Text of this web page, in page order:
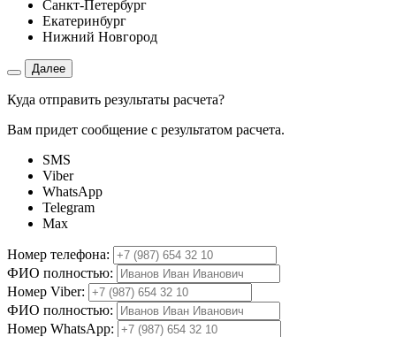
Санкт-Петербург
Екатеринбург
Нижний Новгород
Далее
Куда отправить результаты расчета?
Вам придет сообщение с результатом расчета.
SMS
Viber
WhatsApp
Telegram
Max
Номер телефона:
ФИО полностью:
Номер Viber:
ФИО полностью:
Номер WhatsApp: